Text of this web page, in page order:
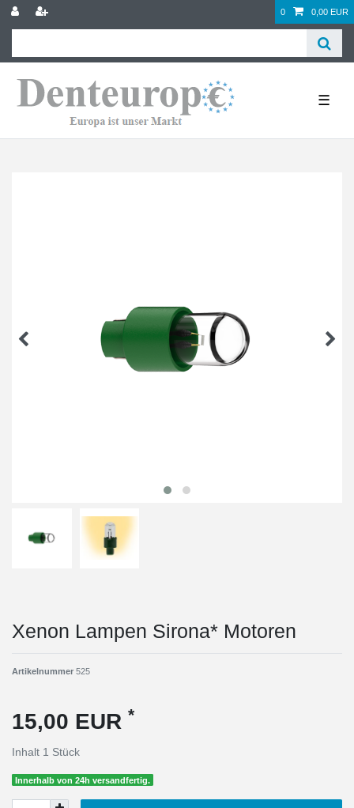
0 0,00 EUR
☰
Xenon Lampen Sirona* Motoren
Artikelnummer 525
15,00 EUR *
Inhalt 1 Stück
Innerhalb von 24h versandfertig.